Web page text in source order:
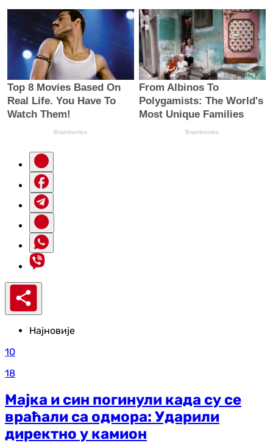
Најновије
10
18
Мајка и син погинули када су се
враћали са одмора: Ударили
директно у камион